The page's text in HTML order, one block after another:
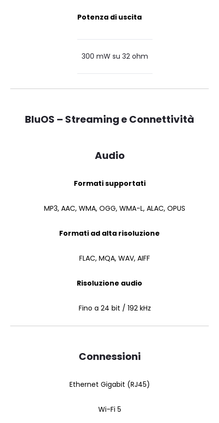
Potenza di uscita
300 mW su 32 ohm
BluOS – Streaming e Connettività
Audio
Formati supportati
MP3, AAC, WMA, OGG, WMA-L, ALAC, OPUS
Formati ad alta risoluzione
FLAC, MQA, WAV, AIFF
Risoluzione audio
Fino a 24 bit / 192 kHz
Connessioni
Ethernet Gigabit (RJ45)
Wi-Fi 5